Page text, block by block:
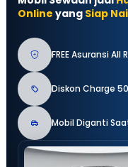
Online yang Siap
FREE Asuransi All
Diskon Charge
Mobil Diganti